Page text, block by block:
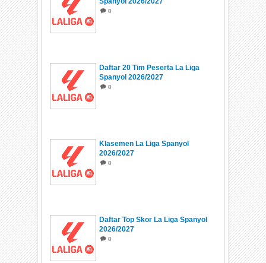
0
Daftar 20 Tim Peserta La Liga
Spanyol 2026/2027
0
Klasemen La Liga Spanyol
2026/2027
0
Daftar Top Skor La Liga Spanyol
2026/2027
0